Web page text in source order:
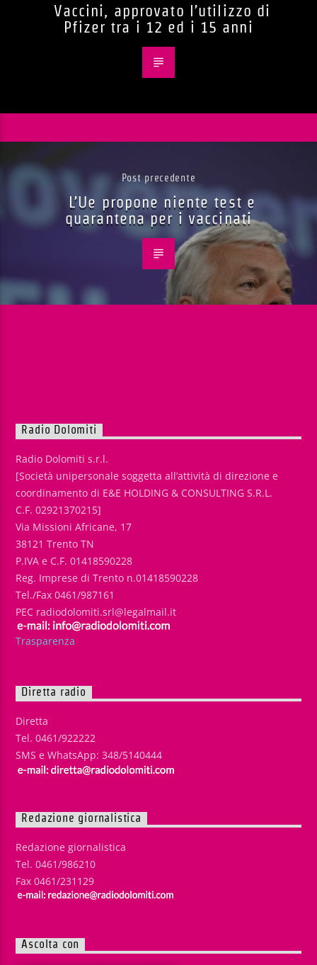
Vaccini, approvato l’utilizzo di
Pfizer tra i 12 ed i 15 anni
Post precedente
L’Ue propone niente test e
quarantena per i vaccinati
Radio Dolomiti
Radio Dolomiti s.r.l.
[Società unipersonale soggetta all’attività di direzione e
coordinamento di E&E HOLDING & CONSULTING S.R.L.
C.F. 02921370215]
Via Missioni Africane, 17
38121 Trento TN
P.IVA e C.F. 01418590228
Reg. Imprese di Trento n.01418590228
Tel./Fax 0461/987161
PEC radiodolomiti.srl@legalmail.it
Trasparenza
Diretta radio
Diretta
Tel. 0461/922222
SMS e WhatsApp: 348/5140444
Redazione giornalistica
Redazione giornalistica
Tel. 0461/986210
Fax 0461/231129
Ascolta con